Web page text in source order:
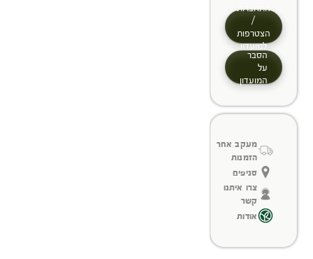
התחברות
/
הצטרפות
למועדון
הסבר
על
המועדון
מעקב אחר
הזמנות
סניפים
צרו איתנו
קשר
אודות